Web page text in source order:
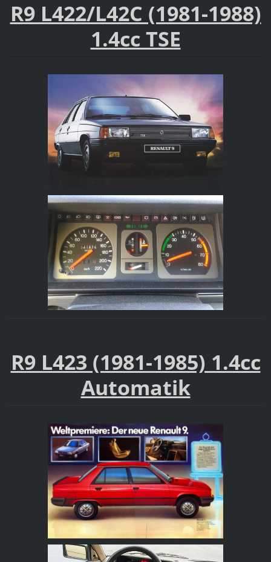
R9 L422/L42C (1981-1988)
1.4cc TSE
R9 L423 (1981-1985) 1.4cc
Automatik